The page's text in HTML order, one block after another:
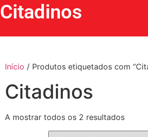
Citadinos
Início / Produtos etiquetados com
Citadinos
A mostrar todos os 2 resultados